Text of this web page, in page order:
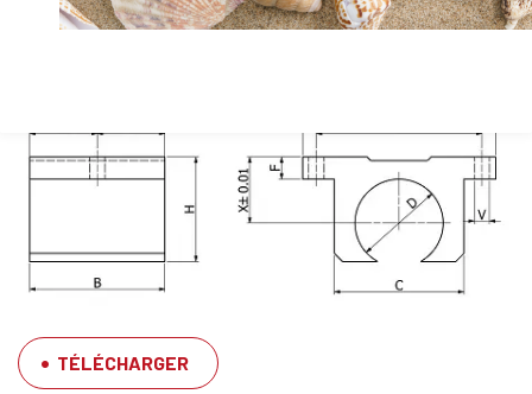
Inner diameter (Ø shaft) d
20
TÉLÉCHARGER